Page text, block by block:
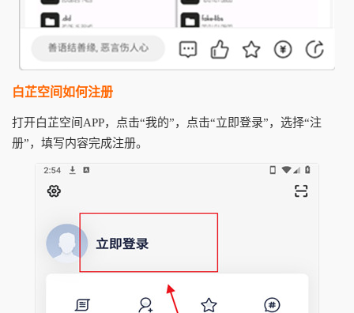
白芷空间如何注册
打开白芷空间APP，点击“我的”，点击“立即登录”，选择“注
册”，填写内容完成注册。